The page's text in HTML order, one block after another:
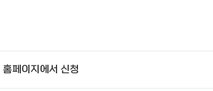
페이지에서 신청